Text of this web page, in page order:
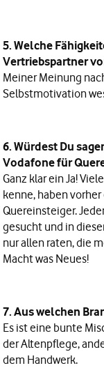
5. Welche
Vertriebspartner
Meiner Meinung
Selbstmotivation
6. Würdest Du
Vodafone für
Ganz klar ein Ja!
kenne, haben
Quereinsteiger.
gesucht und in
nur allen raten, die
Macht was Neues!
7. Aus welchen
Es ist eine bunte
der Altenpflege,
dem Handwerk.